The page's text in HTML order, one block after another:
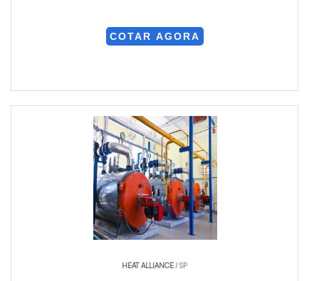
COTAR AGORA
HEAT ALLIANCE/ SP